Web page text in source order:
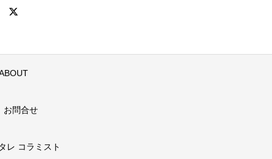
お問合せ
レ コラミスト